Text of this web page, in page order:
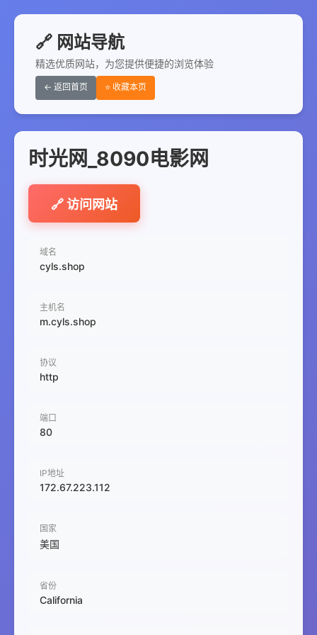
🔗 网站导航
精选优质网站，为您提供便捷的浏览体验
← 返回首页 ⭐ 收藏本页
时光网_8090电影网
🔗 访问网站
域名
cyls.shop
主机名
m.cyls.shop
协议
http
端口
80
IP地址
172.67.223.112
国家
美国
省份
California